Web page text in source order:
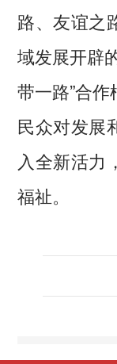
路、友谊之
域发展开辟
带一路”合
民众对发展
入全新活力
福祉。